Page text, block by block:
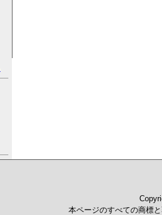
本ページのすべての商標